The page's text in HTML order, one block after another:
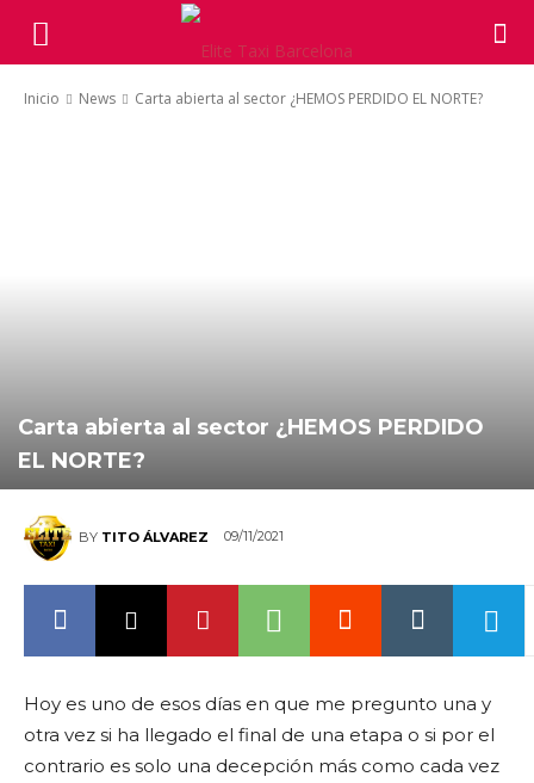
Inicio News Carta abierta al sector ¿HEMOS PERDIDO EL NORTE?
Carta abierta al sector ¿HEMOS PERDIDO
EL NORTE?
BY TITO ÁLVAREZ 09/11/2021
Hoy es uno de esos días en que me pregunto una y
otra vez si ha llegado el final de una etapa o si por el
contrario es solo una decepción más como cada vez